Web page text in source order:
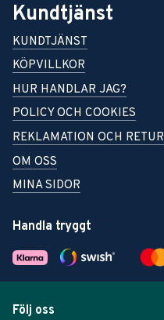
Kundtjänst
KUNDTJÄNST
KÖPVILLKOR
HUR HANDLAR JAG?
POLICY OCH COOKIES
REKLAMATION OCH RETUR
OM OSS
MINA SIDOR
Handla tryggt
Följ oss